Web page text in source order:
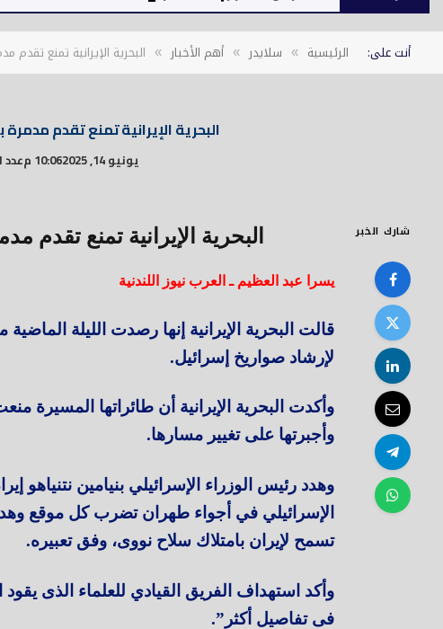
أنت على: الرئيسية » سلايدر » أهم الأخبار » البحرية الإيرانية تمنع تقدم
البحرية الإيرانية تمنع تقدم
يونيو 14, 2025 10:06 م عدد
شارك الخبر البحرية الإيرانية تمنع تقدم
يسرا عبد العظيم ـ العرب نيوز اللندنية
قالت البحرية الإيرانية إنها رصدت الليلة
لإرشاد صواريخ إسرائيل.
وأكدت البحرية الإيرانية أن طائراتها المسيرة
وأجبرتها على تغيير مسارها.
وهدد رئيس الوزراء الإسرائيلي بنيامين نتنياهو
الإسرائيلي في أجواء طهران تضرب كل موقع
تسمح لإيران بامتلاك سلاح نووى، وفق تعبيره.
وأكد استهداف الفريق القيادي للعلماء الذى
فى تفاصيل أكثر”.